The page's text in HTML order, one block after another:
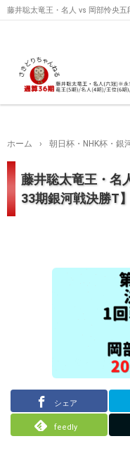
藤井聡太竜王・名人 vs 岡部怜央五
ホーム › 朝日杯・NHK杯・銀
藤井聡太竜王・名
33期銀河戦決勝T
シェア
feedly